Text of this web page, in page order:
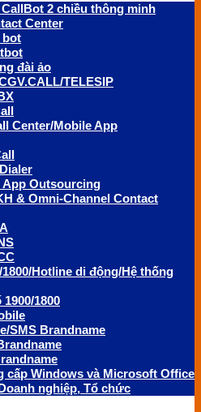
2 chiều thông minh
Center
bot
đài ảo
TELESIP
Center/Mobile App
App Outsourcing
& Omni-Channel Contact
1800/Hotline di động/Hệ thống
1800
SMS Brandname
cấp Windows và Microsoft Office
nghiệp, Tổ chức